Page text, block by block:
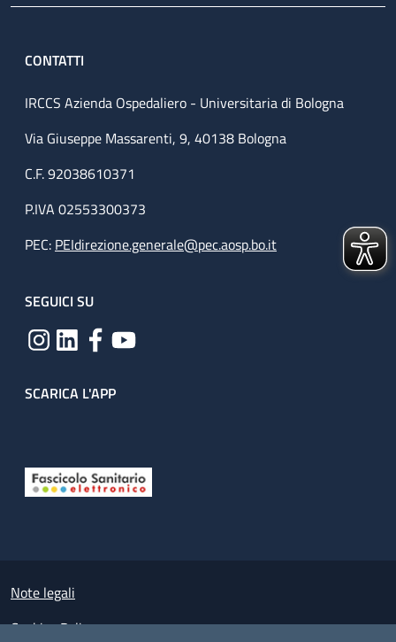
CONTATTI
IRCCS Azienda Ospedaliero - Universitaria di Bologna
Via Giuseppe Massarenti, 9, 40138 Bologna
C.F. 92038610371
P.IVA 02553300373
PEC: PEIdirezione.generale@pec.aosp.bo.it
SEGUICI SU
SCARICA L'APP
Small prints
Note legali
Cookies Policy